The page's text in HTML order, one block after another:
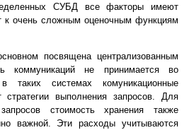
СУБД все факторы имеют
к очень сложным оценочным функциям
посвящена централизованным
коммуникаций не принимается во
системах комуникационные
стратегии выполнения запросов. Для
стоимость хранения также
важной. Эти расходы учитываются